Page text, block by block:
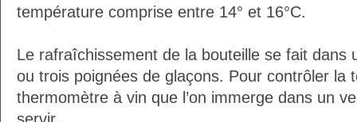
température comprise entre 14° et 16°C.
Le rafraîchissement de la bouteille se fait dans
ou trois poignées de glaçons. Pour contrôler la
thermomètre à vin que l’on immerge dans un